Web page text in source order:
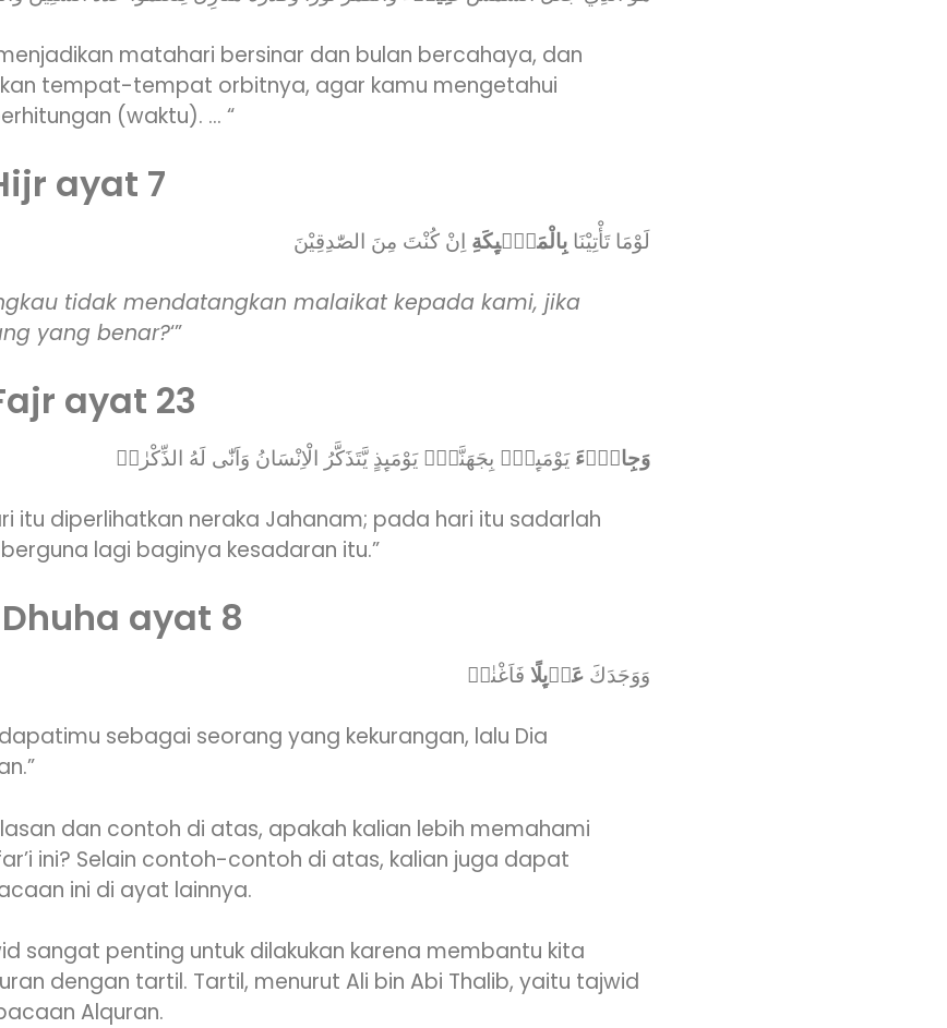
matahari bersinar dan bulan bercahaya, dan
tempat-tempat orbitnya, agar kamu mengetahui
(waktu). … “
ayat 7
لَوْمَا تَأْتِيْنَا بِالْمَلٰۤىِٕكَةِ اِنْ كُنْتَ مِنَ الصّٰدِقِيْنَ
tidak mendatangkan malaikat kepada kami, jika
yang benar?‘”
ayat 23
وَجِايْۤءَيَوْمَىِٕذٍۢ بِجَهَنَّمَۙ يَوْمَىِٕذٍ يَّتَذَكَّرُ الْاِنْسَانُ وَاَنّٰى لَهُ الذِّكْرٰىۗ
itu diperlihatkan neraka Jahanam; pada hari itu sadarlah
lagi baginya kesadaran itu.”
ayat 8
وَوَجَدَكَ عَاۤىِٕلًا فَاَغْنٰىۗ
sebagai seorang yang kekurangan, lalu Dia
dan contoh di atas, apakah kalian lebih memahami
ini? Selain contoh-contoh di atas, kalian juga dapat
ini di ayat lainnya.
sangat penting untuk dilakukan karena membantu kita
dengan tartil. Tartil, menurut Ali bin Abi Thalib, yaitu tajwid
Alquran.